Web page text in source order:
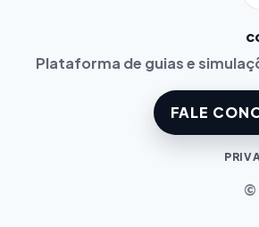
Plataforma de guias e
FALE
©